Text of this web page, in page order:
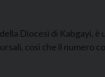
Diocesi di Kabgayi, è
così che il numero